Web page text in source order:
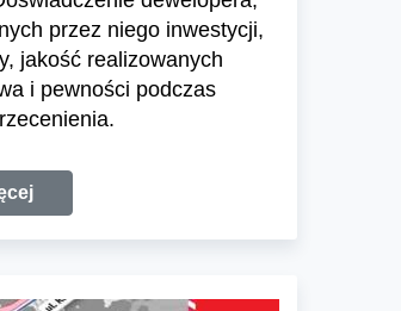
przez niego inwestycji,
jakość realizowanych
i pewności podczas